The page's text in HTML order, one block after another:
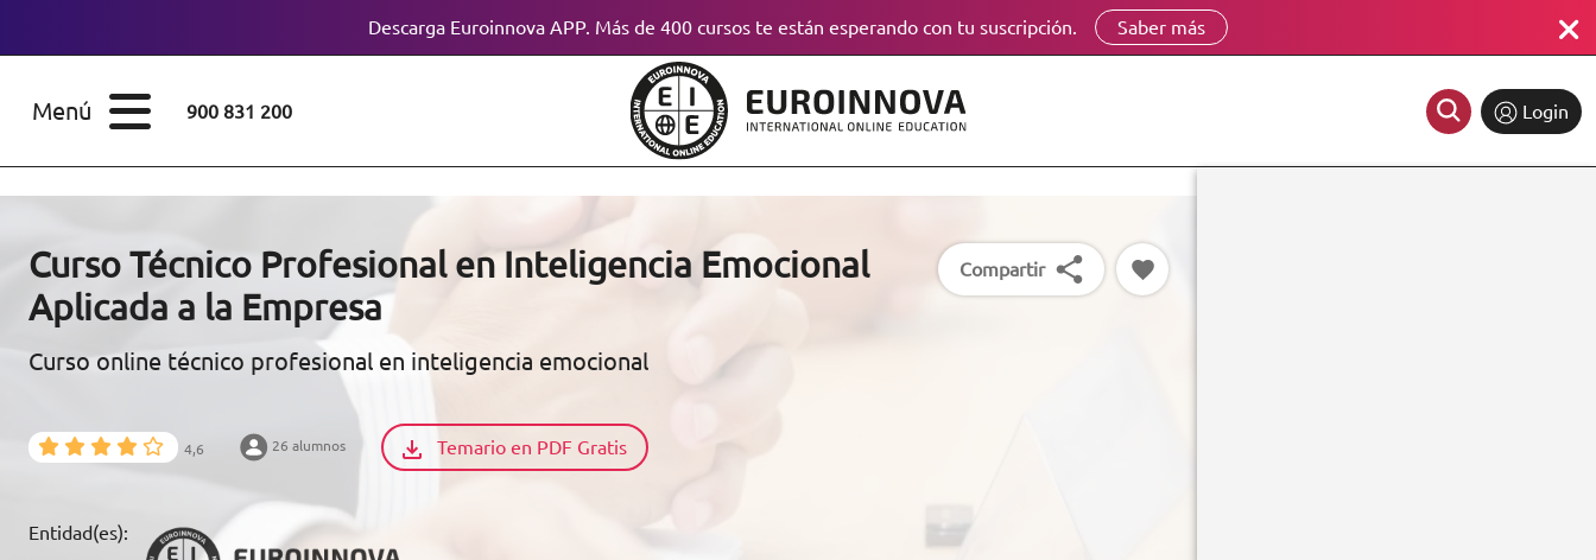
Descarga Euroinnova APP. Más de 400 cursos te están esperando con tu suscripción. Saber más
Menú 900 831 200 Login
CONOCE EUROINNOVA
BECAS Y
RECURSOS
ESTUDIOS
Licenciaturas
Doctorados
Maestría
Diplomados
Certificados de
Profesionalidad
Curso Técnico Profesional en Inteligencia Emocional
Aplicada a la Empresa
Curso online técnico profesional en inteligencia emocional
4,6 26 alumnos Temario en PDF Gratis
Entidad(es):
Compartir